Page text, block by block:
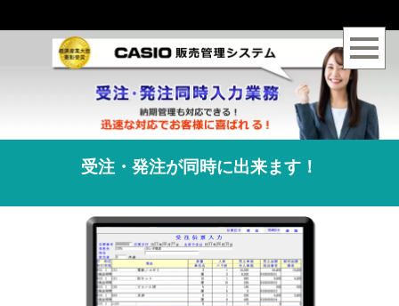
受注・発注が同時に出来ます！